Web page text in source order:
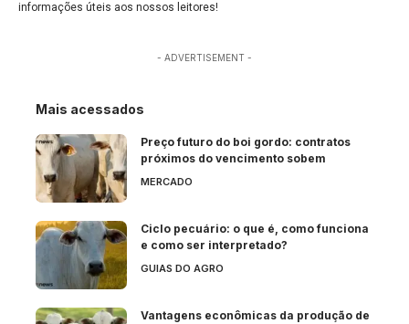
informações úteis aos nossos leitores!
- ADVERTISEMENT -
Mais acessados
Preço futuro do boi gordo: contratos
próximos do vencimento sobem
MERCADO
Ciclo pecuário: o que é, como funciona
e como ser interpretado?
GUIAS DO AGRO
Vantagens econômicas da produção de